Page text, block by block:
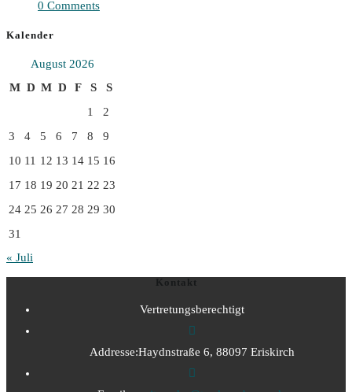
0 Comments
Kalender
August 2026
M D M D F S
S
1
2
3
4 5 6 7 8
9
10 11 12 13 14 15 16
17 18 19 20 21 22 23
24 25 26 27 28 29 30
31
« Juli
Kontakt
Vertretungsberechtigt
Addresse:Haydnstraße 6, 88097 Eriskirch